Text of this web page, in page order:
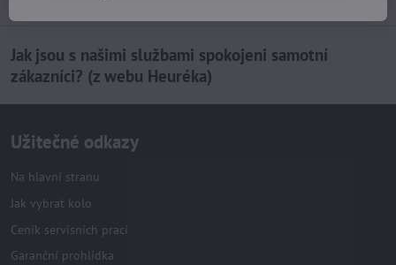
Jak jsou s našimi službami spokojeni samotní
zákazníci? (z webu Heuréka)
Užitečné odkazy
Na hlavní stranu
Jak vybrat kolo
Ceník servisních prací
Garanční prohlídka